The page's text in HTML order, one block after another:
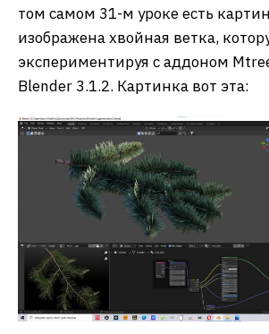
том самом 31-м уроке есть
изображена хвойная ветка,
экспериментируя с аддоном
Blender 3.1.2. Картинка вот эта: